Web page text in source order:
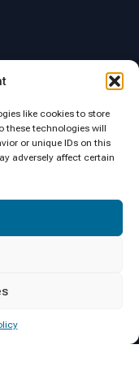
like cookies to store
these technologies will
or unique IDs on this
adversely affect certain
and